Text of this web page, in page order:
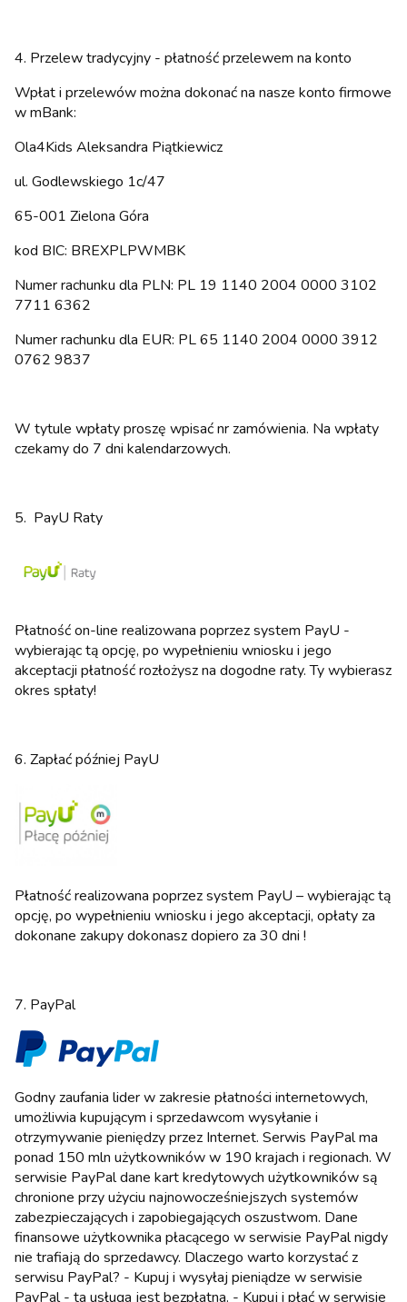
4. Przelew tradycyjny - płatność przelewem na konto
Wpłat i przelewów można dokonać na nasze konto firmowe
w mBank:
Ola4Kids Aleksandra Piątkiewicz
ul. Godlewskiego 1c/47
65-001 Zielona Góra
kod BIC: BREXPLPWMBK
Numer rachunku dla PLN: PL 19 1140 2004 0000 3102
7711 6362
Numer rachunku dla EUR: PL 65 1140 2004 0000 3912
0762 9837
W tytule wpłaty proszę wpisać nr zamówienia. Na wpłaty
czekamy do 7 dni kalendarzowych.
5. PayU Raty
Płatność on-line realizowana poprzez system PayU -
wybierając tą opcję, po wypełnieniu wniosku i jego
akceptacji płatność rozłożysz na dogodne raty. Ty wybierasz
okres spłaty!
6. Zapłać później PayU
Płatność realizowana poprzez system PayU – wybierając tą
opcję, po wypełnieniu wniosku i jego akceptacji, opłaty za
dokonane zakupy dokonasz dopiero za 30 dni !
7. PayPal
Godny zaufania lider w zakresie płatności internetowych,
umożliwia kupującym i sprzedawcom wysyłanie i
otrzymywanie pieniędzy przez Internet. Serwis PayPal ma
ponad 150 mln użytkowników w 190 krajach i regionach. W
serwisie PayPal dane kart kredytowych użytkowników są
chronione przy użyciu najnowocześniejszych systemów
zabezpieczających i zapobiegających oszustwom. Dane
finansowe użytkownika płacącego w serwisie PayPal nigdy
nie trafiają do sprzedawcy. Dlaczego warto korzystać z
serwisu PayPal? - Kupuj i wysyłaj pieniądze w serwisie
PayPal - ta usługa jest bezpłatna. - Kupuj i płać w serwisie